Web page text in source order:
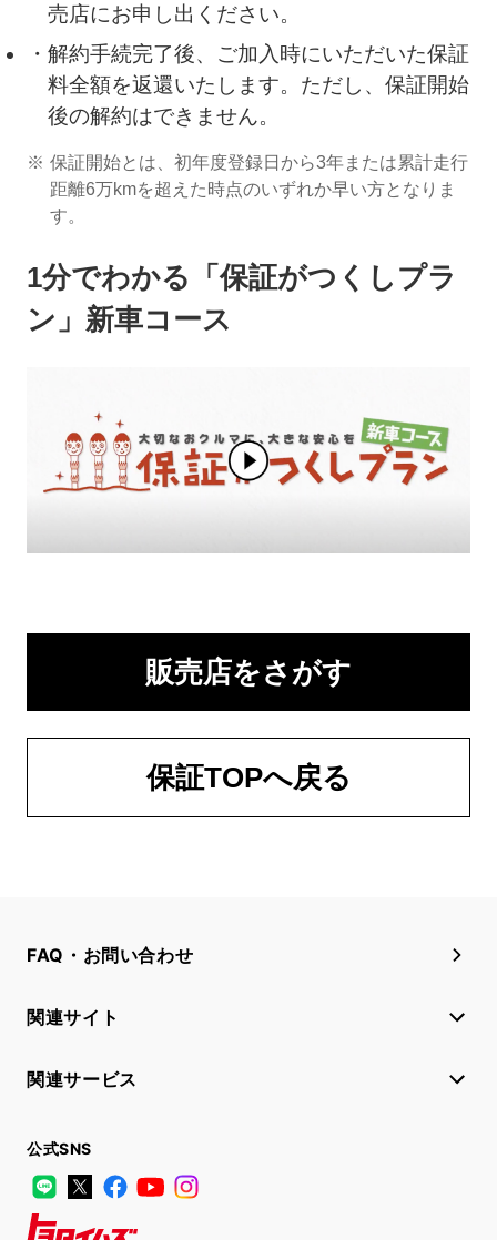
売店にお申し出ください。
解約手続完了後、ご加入時にいただいた保証
料全額を返還いたします。ただし、保証開始
後の解約はできません。
保証開始とは、初年度登録日から3年または累計走行
距離6万kmを超えた時点のいずれか早い方となりま
す。
1分でわかる「保証がつくしプラ
ン」新車コース
販売店をさがす
保証TOPへ戻る
FAQ・お問い合わせ
関連サイト
関連サービス
公式SNS
LINE
X FacebookYouTube